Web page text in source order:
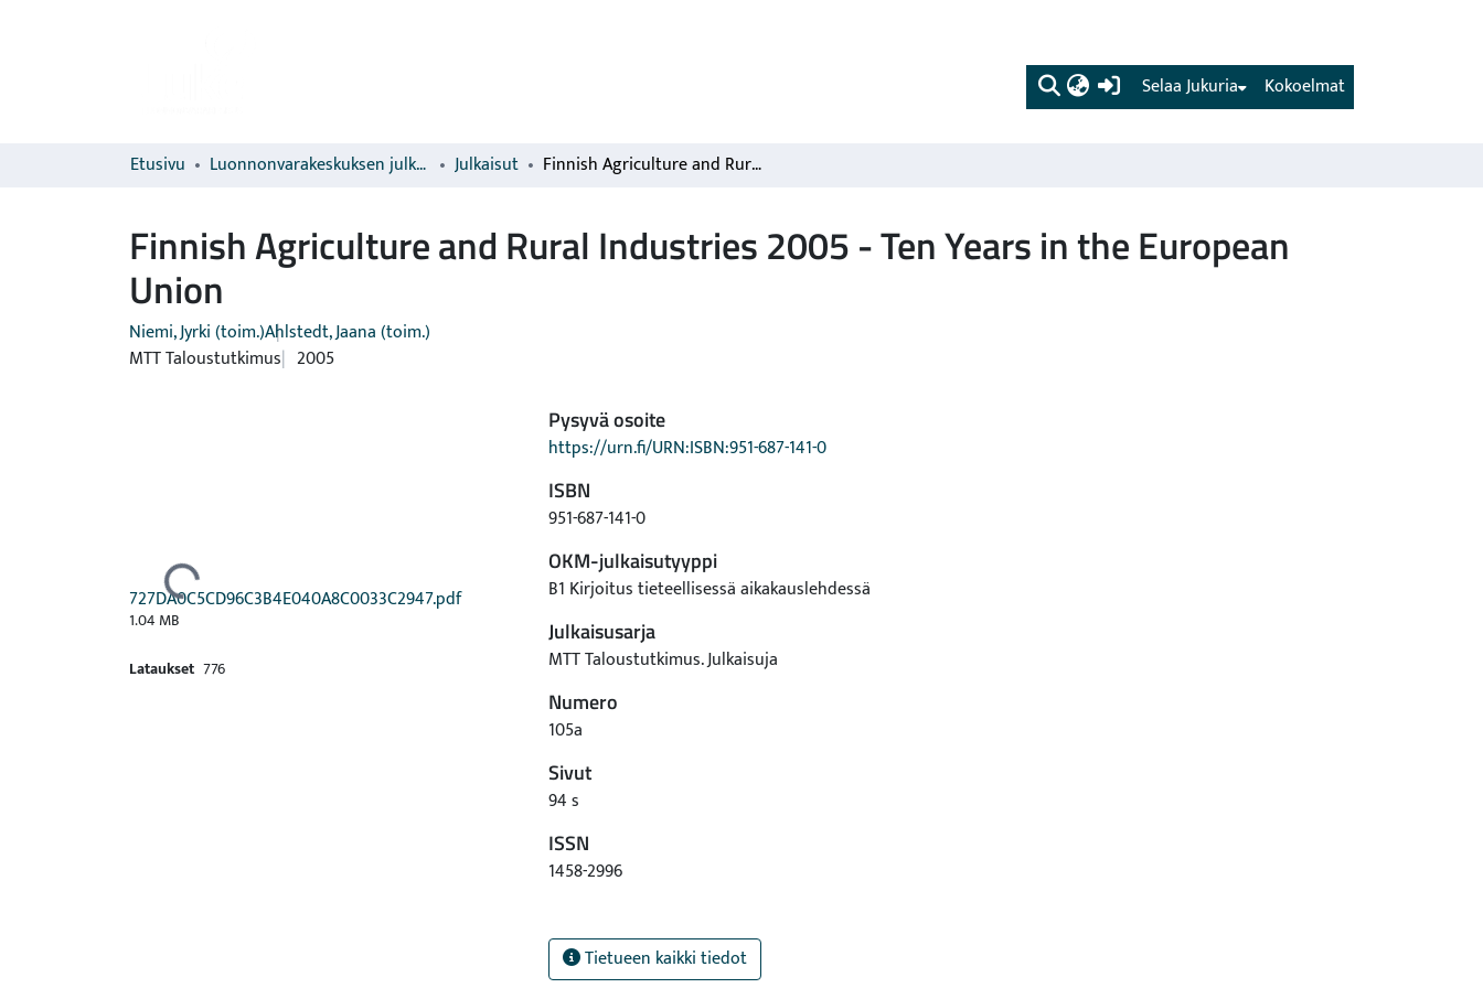
(current) Kokoelmat
Selaa Jukuria
Etusivu Luonnonvarakeskuksen julkaisut Julkaisut Finnish Agriculture and Rural Industries 2005 - Ten Years in the European Union
Finnish Agriculture and Rural Industries 2005 - Ten Years in the European
Union
Niemi, Jyrki (toim.)Ahlstedt, Jaana (toim.)
MTT Taloustutkimus 2005
Ladataan...
727DA0C5CD96C3B4E040A8C0033C2947.pdf
1.04 MB
Lataukset 776
Pysyvä osoite
https://urn.fi/URN:ISBN:951-687-141-0
ISBN
951-687-141-0
OKM-julkaisutyyppi
B1 Kirjoitus tieteellisessä aikakauslehdessä
Julkaisusarja
MTT Taloustutkimus. Julkaisuja
Numero
105a
Sivut
94 s
ISSN
1458-2996
Tietueen kaikki tiedot